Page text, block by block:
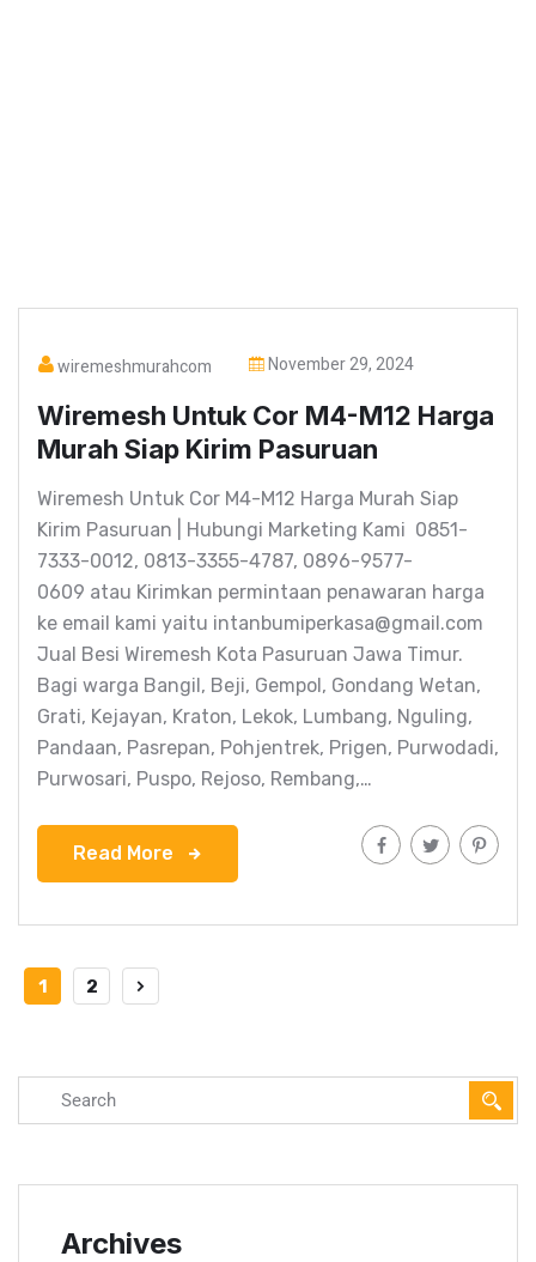
wiremeshmurahcom November 29, 2024
Wiremesh Untuk Cor M4-M12 Harga
Murah Siap Kirim Pasuruan
Wiremesh Untuk Cor M4-M12 Harga Murah Siap
Kirim Pasuruan | Hubungi Marketing Kami 0851-
7333-0012, 0813-3355-4787, 0896-9577-
0609 atau Kirimkan permintaan penawaran harga
ke email kami yaitu intanbumiperkasa@gmail.com
Jual Besi Wiremesh Kota Pasuruan Jawa Timur.
Bagi warga Bangil, Beji, Gempol, Gondang Wetan,
Grati, Kejayan, Kraton, Lekok, Lumbang, Nguling,
Pandaan, Pasrepan, Pohjentrek, Prigen, Purwodadi,
Purwosari, Puspo, Rejoso, Rembang,…
Read More
1 2
Archives